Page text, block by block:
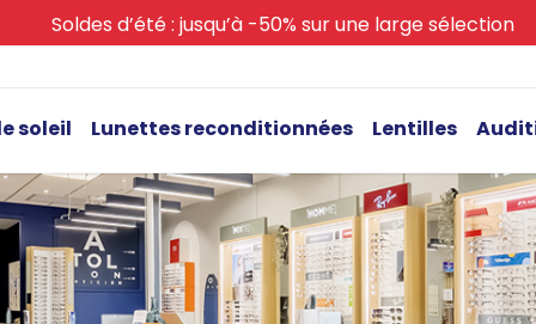
Soldes d’été : jusqu’à -50% sur une large sélection
soleil Lunettes reconditionnées Lentilles